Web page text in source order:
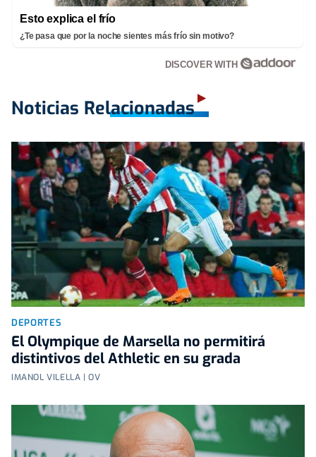
Esto explica el frío
¿Te pasa que por la noche sientes más frío sin motivo?
DISCOVER WITH
Noticias Relacionadas
DEPORTES
El Olympique de Marsella no permitirá
distintivos del Athletic en su grada
IMANOL VILELLA | OV